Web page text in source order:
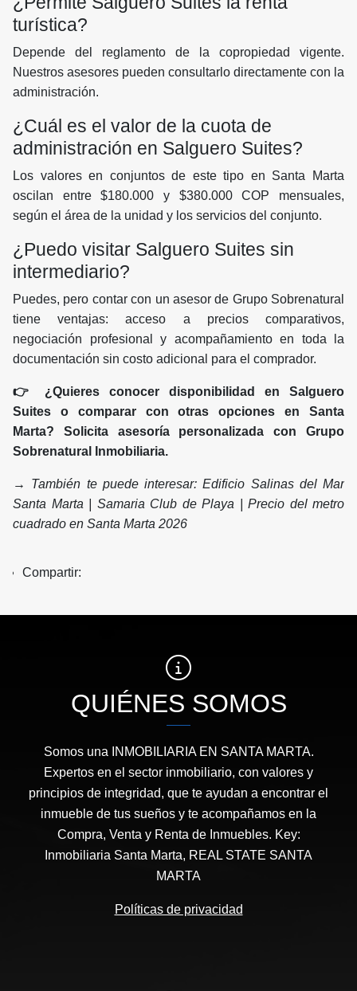
turística?
Depende del reglamento de la copropiedad vigente.
Nuestros asesores pueden consultarlo directamente con la
administración.
¿Cuál es el valor de la cuota de
administración en Salguero Suites?
Los valores en conjuntos de este tipo en Santa Marta
oscilan entre $180.000 y $380.000 COP mensuales,
según el área de la unidad y los servicios del conjunto.
¿Puedo visitar Salguero Suites sin
intermediario?
Puedes, pero contar con un asesor de Grupo Sobrenatural
tiene ventajas: acceso a precios comparativos,
negociación profesional y acompañamiento en toda la
documentación sin costo adicional para el comprador.
👉 ¿Quieres conocer disponibilidad en Salguero
Suites o comparar con otras opciones en Santa
Marta? Solicita asesoría personalizada con Grupo
Sobrenatural Inmobiliaria.
→ También te puede interesar: Edificio Salinas del Mar
Santa Marta | Samaria Club de Playa | Precio del metro
cuadrado en Santa Marta 2026
Compartir:
QUIÉNES SOMOS
Somos una INMOBILIARIA EN SANTA MARTA.
Expertos en el sector inmobiliario, con valores y
principios de integridad, que te ayudan a encontrar el
inmueble de tus sueños y te acompañamos en la
Compra, Venta y Renta de Inmuebles. Key:
Inmobiliaria Santa Marta, REAL STATE SANTA
MARTA
Políticas de privacidad